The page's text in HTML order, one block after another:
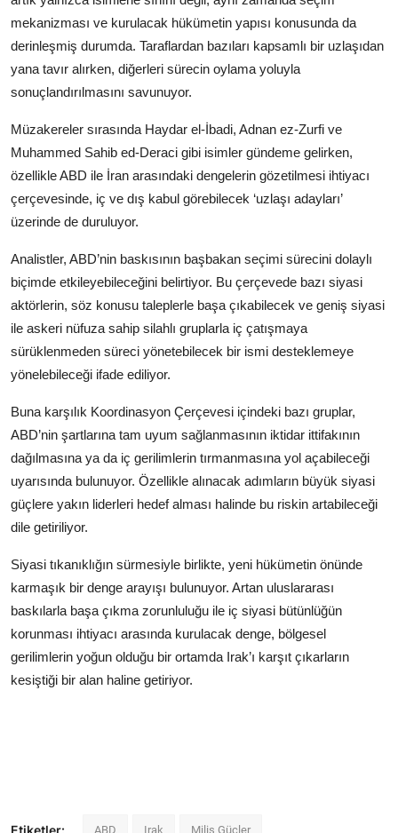
mekanizması ve kurulacak hükümetin yapısı konusunda da
derinleşmiş durumda. Taraflardan bazıları kapsamlı bir uzlaşıdan
yana tavır alırken, diğerleri sürecin oylama yoluyla
sonuçlandırılmasını savunuyor.
Müzakereler sırasında Haydar el-İbadi, Adnan ez-Zurfi ve
Muhammed Sahib ed-Deraci gibi isimler gündeme gelirken,
özellikle ABD ile İran arasındaki dengelerin gözetilmesi ihtiyacı
çerçevesinde, iç ve dış kabul görebilecek ‘uzlaşı adayları’
üzerinde de duruluyor.
Analistler, ABD’nin baskısının başbakan seçimi sürecini dolaylı
biçimde etkileyebileceğini belirtiyor. Bu çerçevede bazı siyasi
aktörlerin, söz konusu taleplerle başa çıkabilecek ve geniş siyasi
ile askeri nüfuza sahip silahlı gruplarla iç çatışmaya
sürüklenmeden süreci yönetebilecek bir ismi desteklemeye
yönelebileceği ifade ediliyor.
Buna karşılık Koordinasyon Çerçevesi içindeki bazı gruplar,
ABD’nin şartlarına tam uyum sağlanmasının iktidar ittifakının
dağılmasına ya da iç gerilimlerin tırmanmasına yol açabileceği
uyarısında bulunuyor. Özellikle alınacak adımların büyük siyasi
güçlere yakın liderleri hedef alması halinde bu riskin artabileceği
dile getiriliyor.
Siyasi tıkanıklığın sürmesiyle birlikte, yeni hükümetin önünde
karmaşık bir denge arayışı bulunuyor. Artan uluslararası
baskılarla başa çıkma zorunluluğu ile iç siyasi bütünlüğün
korunması ihtiyacı arasında kurulacak denge, bölgesel
gerilimlerin yoğun olduğu bir ortamda Irak’ı karşıt çıkarların
kesiştiği bir alan haline getiriyor.
ABD Irak Milis Güçler